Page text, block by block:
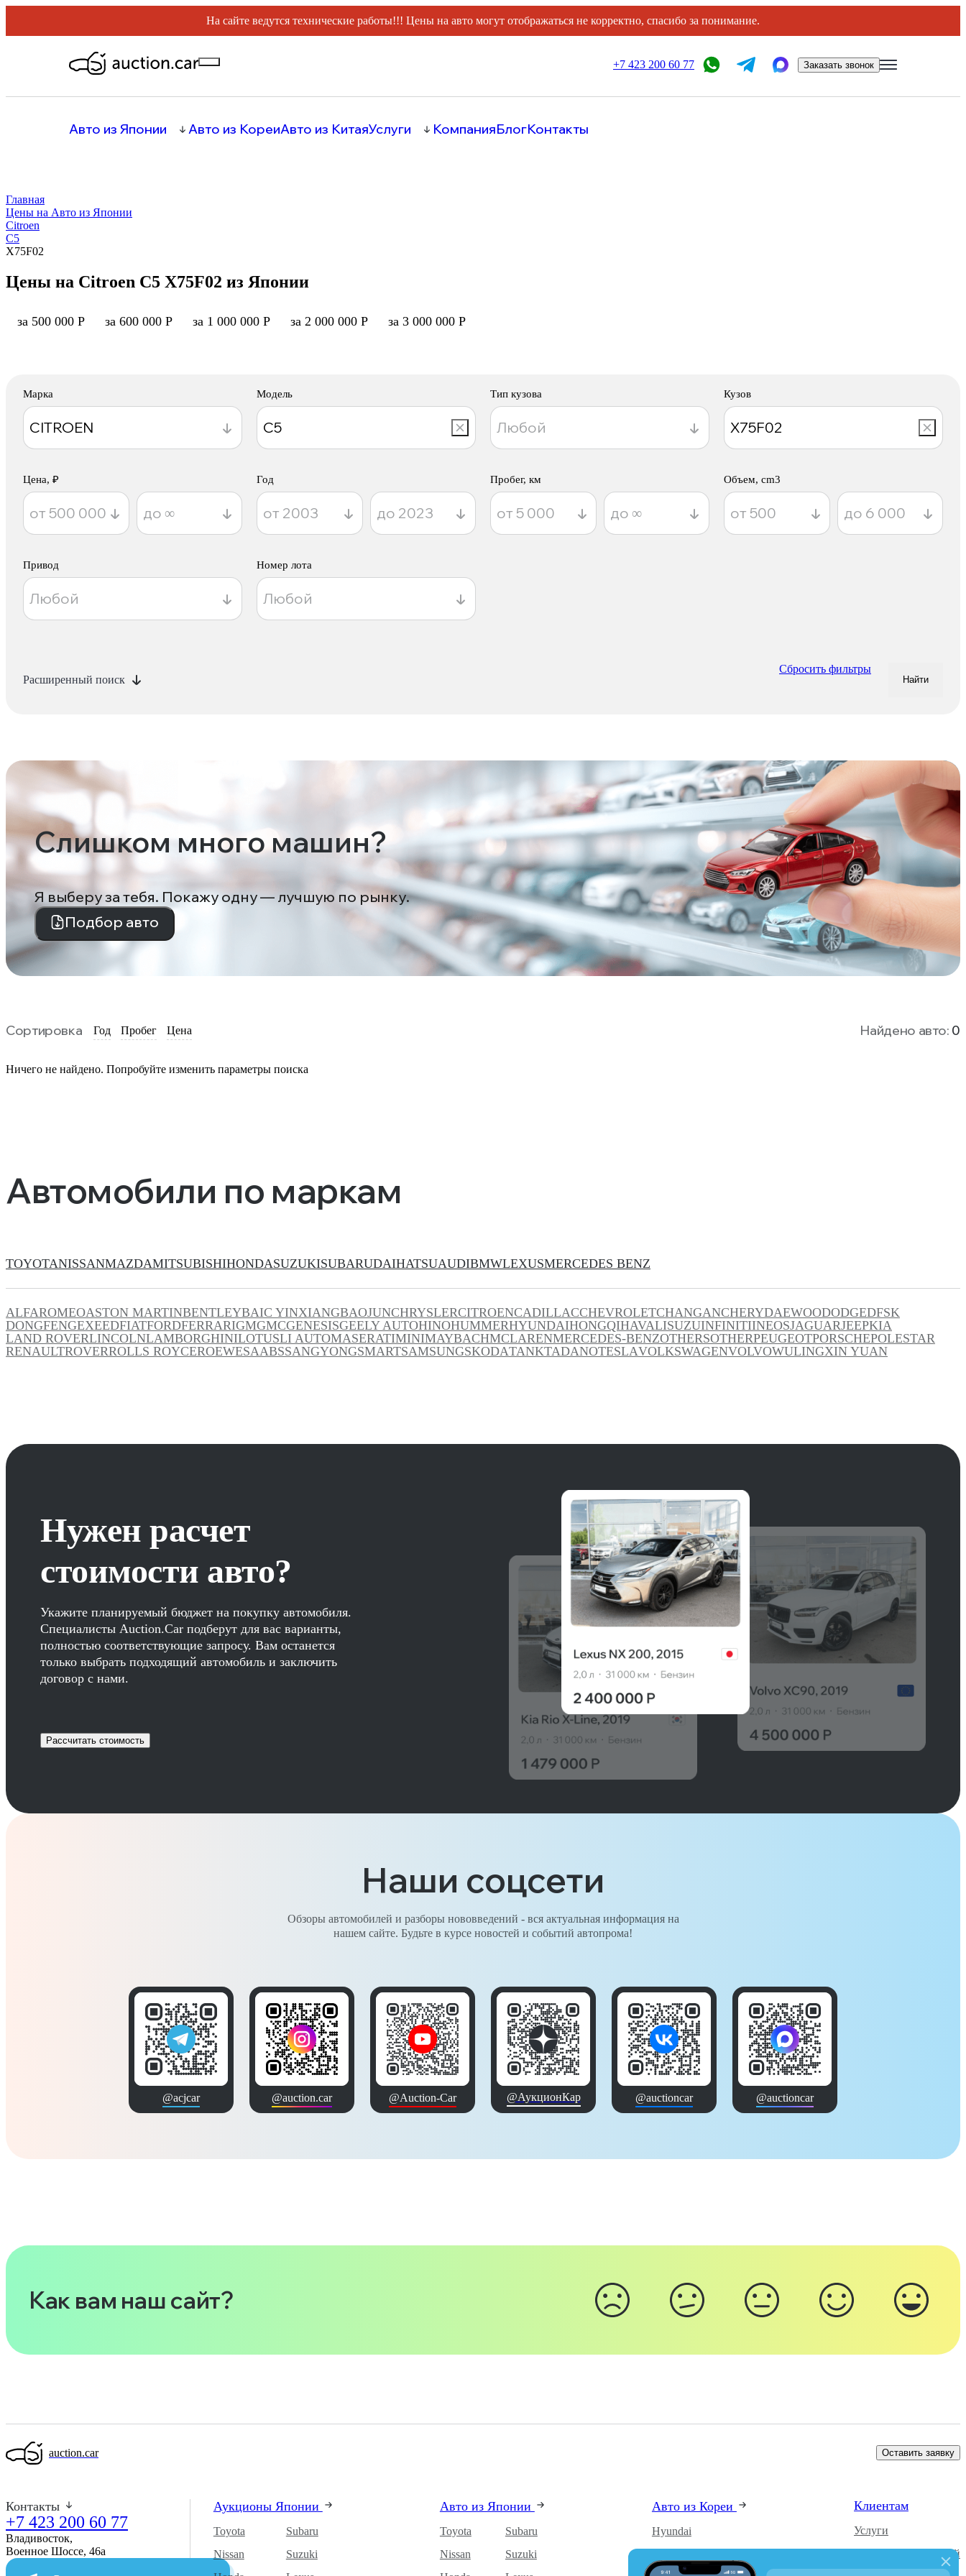
На сайте ведутся технические работы!!! Цены на авто могут отображаться не корректно, спасибо за понимание.
+7 423 200 60 77 Заказать звонок
Авто из Японии Авто из КореиАвто из КитаяУслуги КомпанияБлогКонтакты
Главная
Цены на Авто из Японии
Citroen
C5
X75F02
Цены на Citroen C5 X75F02 из Японии
за 500 000 Р за 600 000 Р за 1 000 000 Р за 2 000 000 Р за 3 000 000 Р
Марка Модель Тип кузова Кузов
Цена, ₽ Год Пробег, км Объем, cm3
Привод Номер лота
Расширенный поиск
Сбросить фильтры
Найти
Слишком много машин?
Я выберу за тебя. Покажу одну — лучшую по рынку.
Подбор авто
Сортировка Год Пробег Цена Найдено авто: 0
Ничего не найдено. Попробуйте изменить параметры поиска
Автомобили по маркам
TOYOTANISSANMAZDAMITSUBISHIHONDASUZUKISUBARUDAIHATSUAUDIBMWLEXUSMERCEDES BENZ
ALFAROMEOASTON MARTINBENTLEYBAIC YINXIANGBAOJUNCHRYSLERCITROENCADILLACCHEVROLETCHANGANCHERYDAEWOODODGEDFSK
DONGFENGEXEEDFIATFORDFERRARIGMGMCGENESISGEELY AUTOHINOHUMMERHYUNDAIHONGQIHAVALISUZUINFINITIINEOSJAGUARJEEPKIA
LAND ROVERLINCOLNLAMBORGHINILOTUSLI AUTOMASERATIMINIMAYBACHMCLARENMERCEDES-BENZOTHERSOTHERPEUGEOTPORSCHEPOLESTAR
RENAULTROVERROLLS ROYCEROEWESAABSSANGYONGSMARTSAMSUNGSKODATANKTADANOTESLAVOLKSWAGENVOLVOWULINGXIN YUAN
Нужен расчет
стоимости авто?
Укажите планируемый бюджет на покупку автомобиля.
Специалисты Auction.Car подберут для вас варианты,
полностью соответствующие запросу. Вам останется
только выбрать подходящий автомобиль и заключить
договор с нами.
Рассчитать стоимость
Наши соцсети
Обзоры автомобилей и разборы нововведений - вся актуальная информация на
нашем сайте. Будьте в курсе новостей и событий автопрома!
@acjcar @auction.car @Auction-Car @АукционКар @auctioncar @auctioncar
Как вам наш сайт?
auction.car Оставить заявку
Контакты
+7 423 200 60 77
Владивосток,
Военное Шоссе, 46а​
Аукционы Японии
Toyota
Nissan
Subaru
Suzuki
Авто из Японии
Toyota
Nissan
Subaru
Suzuki
Авто из Кореи
Hyundai
Клиентам
Услуги
Каталог автомобилей